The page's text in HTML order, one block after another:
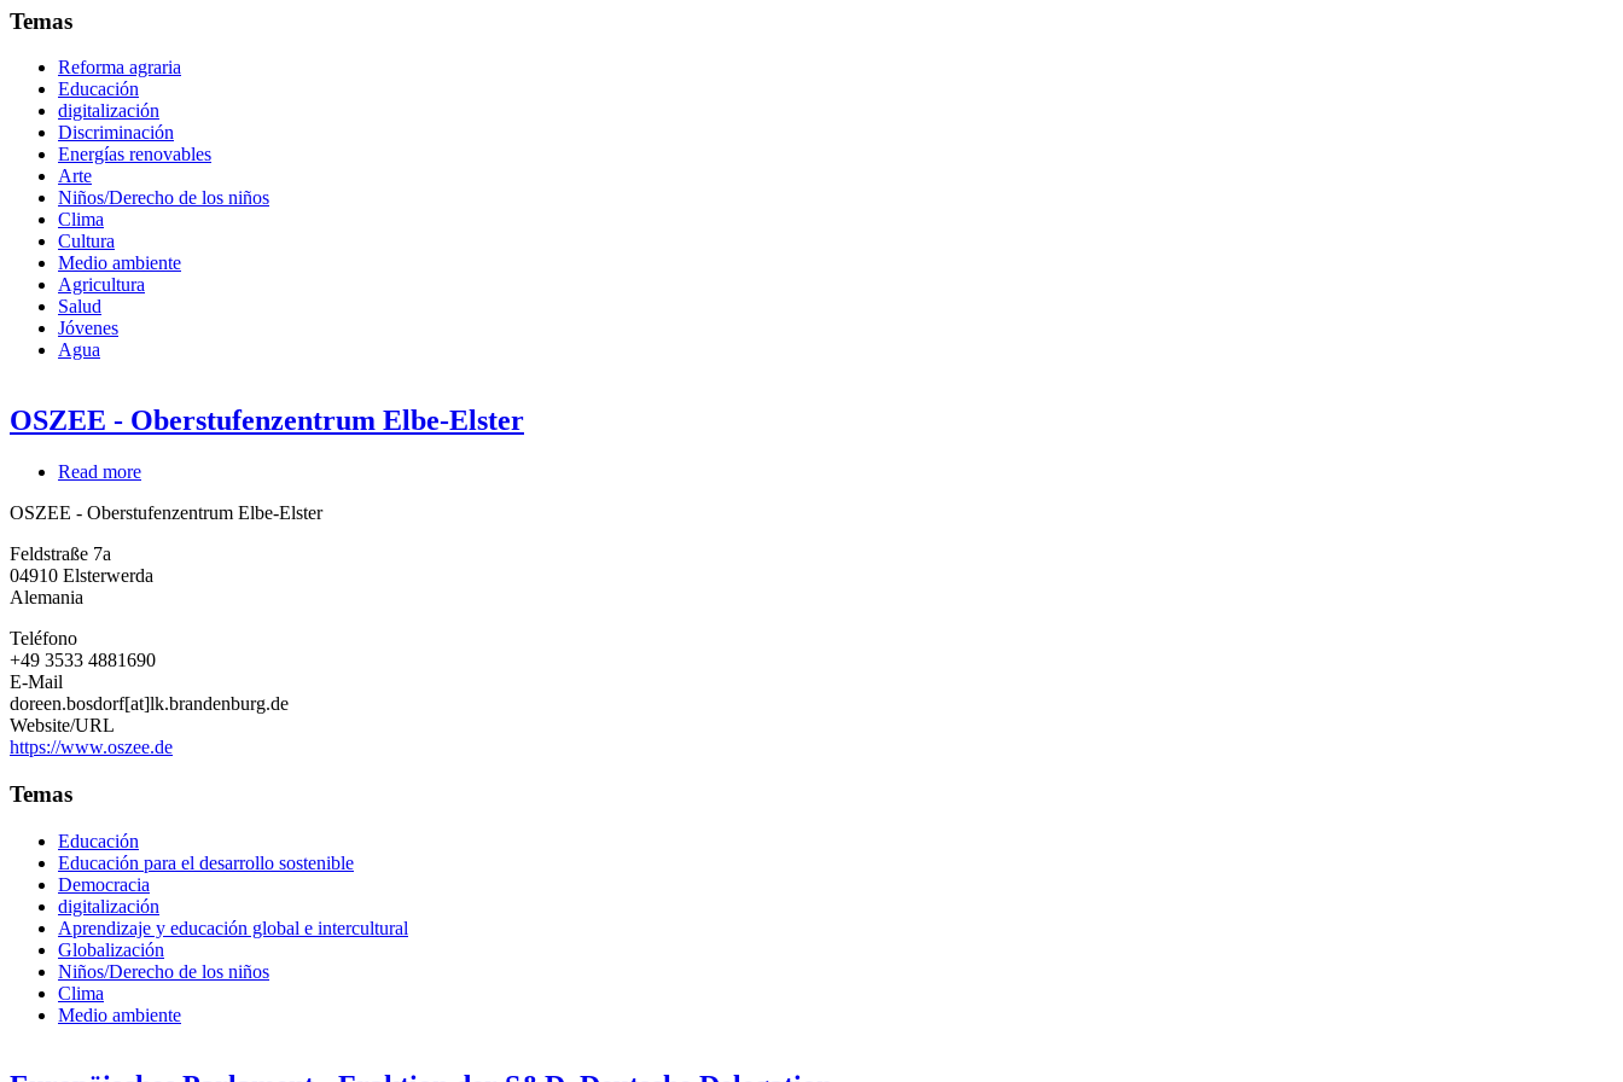
Temas
Reforma agraria
Educación
digitalización
Discriminación
Energías renovables
Arte
Niños/Derecho de los niños
Clima
Cultura
Medio ambiente
Agricultura
Salud
Jóvenes
Agua
OSZEE - Oberstufenzentrum Elbe-Elster
Read more
-
Elster
OSZEE - Oberstufenzentrum Elbe-Elster
Feldstraße 7a
04910 Elsterwerda
Alemania
Teléfono
+49 3533 4881690
E-Mail
doreen.bosdorf[at]lk.brandenburg.de
Website/URL
https://www.oszee.de
Temas
Educación
Educación para el desarrollo sostenible
Democracia
digitalización
Aprendizaje y educación global e intercultural
Globalización
Niños/Derecho de los niños
Clima
Medio ambiente